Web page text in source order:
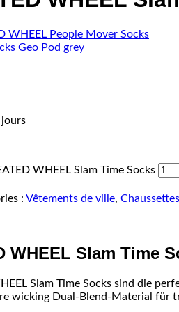
WHEEL Slam Time Socks
: Vêtements de ville, Chaussettes
WHEEL Slam Time
Slam Time Socks sind die
wicking Dual-Blend-Material für